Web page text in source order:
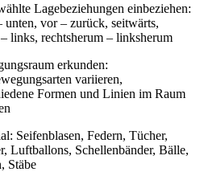
Lagebeziehungen einbeziehen:
unten, vor – zurück, seitwärts,
links, rechtsherum – linksherum
erkunden:
variieren,
Formen und Linien im Raum
Seifenblasen, Federn, Tücher,
Luftballons, Schellenbänder, Bälle,
Stäbe